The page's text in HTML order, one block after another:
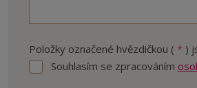
Položky označené hvězdičkou ( * )
Souhlasím
Souhlasím se zpracováním